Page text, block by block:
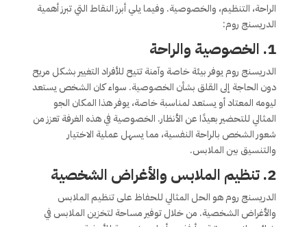
الراحة، التنظيم، والخصوصية. وفيما يلي أبرز النقاط التي تبرز أهمية
الدريسنج روم:
1. الخصوصية والراحة
الدريسنج روم يوفر بيئة خاصة وآمنة تتيح للأفراد التغيير بشكل مريح
دون الحاجة إلى القلق بشأن الخصوصية. سواء كان الشخص يستعد
ليومه المعتاد أو يستعد لمناسبة خاصة، يوفر هذا المكان الجو
المثالي للتحضير بعيدًا عن الأنظار. الخصوصية في هذه الغرفة تعزز من
شعور الشخص بالراحة النفسية، مما يسهل عملية الاختيار
والتنسيق بين الملابس.
2. تنظيم الملابس والأغراض الشخصية
الدريسنج روم هو الحل المثالي للحفاظ على تنظيم الملابس
والأغراض الشخصية. من خلال توفير مساحة لتخزين الملابس في